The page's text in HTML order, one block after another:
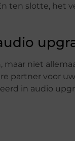
ten slotte, het
maar niet
partner voor
in audio